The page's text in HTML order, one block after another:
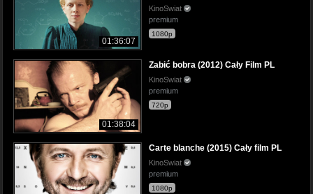
01:36:07
KinoSwiat
premium
1080p
01:38:04
Zabić bobra (2012) Cały Film PL
KinoSwiat
premium
720p
Carte blanche (2015) Cały film PL
KinoSwiat
premium
1080p